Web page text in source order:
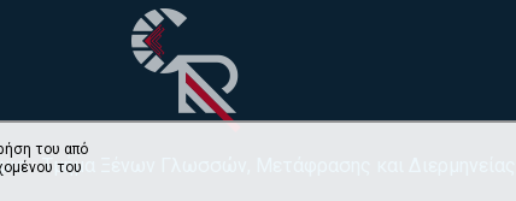
•Τμήμα Ξένων Γλωσσών, Μετάφρασης και Διερμηνείας
του από
του